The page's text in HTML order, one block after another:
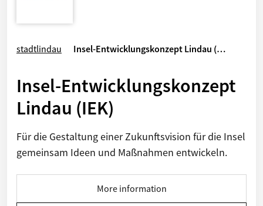
stadtlindau Insel-Entwicklungskonzept Lindau (…
Insel-Entwicklungskonzept
Lindau (IEK)
Für die Gestaltung einer Zukunftsvision für die Insel
gemeinsam Ideen und Maßnahmen entwickeln.
More information